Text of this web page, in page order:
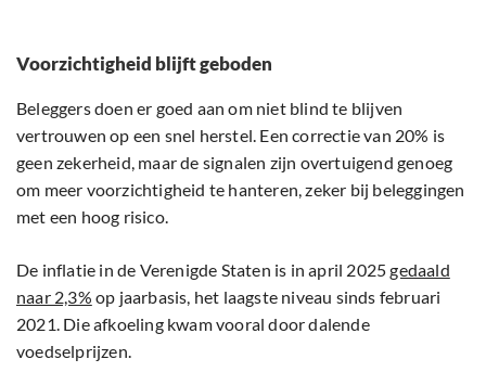
Voorzichtigheid blijft geboden
Beleggers doen er goed aan om niet blind te blijven
vertrouwen op een snel herstel. Een correctie van 20% is
geen zekerheid, maar de signalen zijn overtuigend genoeg
om meer voorzichtigheid te hanteren, zeker bij beleggingen
met een hoog risico.
De inflatie in de Verenigde Staten is in april 2025gedaald
naar 2,3% op jaarbasis, het laagste niveau sinds februari
2021. Die afkoeling kwam vooral door dalende
voedselprijzen.